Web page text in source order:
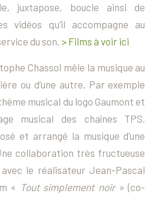
juxtapose, boucle ainsi de
vidéos qu’il accompagne au
du son. > Films à voir ici
Chassol mêle la musique au
ou d’une autre. Par exemple
musical du logo Gaumont et
musical des chaînes TPS.
et arrangé la musique d’une
collaboration très fructueuse
le réalisateur Jean-Pascal
« Tout simplement noir» (co-